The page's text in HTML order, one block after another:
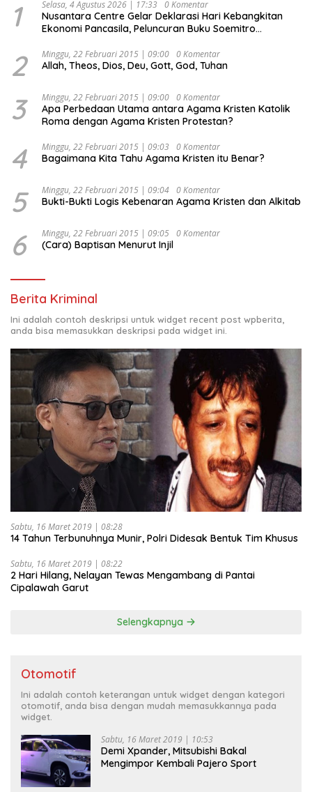
1 Selasa, 4 Agustus 2026 | 17:33 0 Komentar
Nusantara Centre Gelar Deklarasi Hari Kebangkitan
Ekonomi Pancasila, Peluncuran Buku Soemitro
Ekonomi Politik Indonesia) & Simposium Nasional
“Urgensi Undang-Undang Perekonomian Nasional dan
Indonesia Emas 2045”,
2 Minggu, 22 Februari 2015 | 09:00 0 Komentar
Allah, Theos, Dios, Deu, Gott, God, Tuhan
3 Minggu, 22 Februari 2015 | 09:00 0 Komentar
Apa Perbedaan Utama antara Agama Kristen Katolik
Roma dengan Agama Kristen Protestan?
4 Minggu, 22 Februari 2015 | 09:03 0 Komentar
Bagaimana Kita Tahu Agama Kristen itu Benar?
5 Minggu, 22 Februari 2015 | 09:04 0 Komentar
Bukti-Bukti Logis Kebenaran Agama Kristen dan Alkitab
6 Minggu, 22 Februari 2015 | 09:05 0 Komentar
(Cara) Baptisan Menurut Injil
Berita Kriminal
Ini adalah contoh deskripsi untuk widget recent post wpberita,
anda bisa memasukkan deskripsi pada widget ini.
Sabtu, 16 Maret 2019 | 08:28
14 Tahun Terbunuhnya Munir, Polri Didesak Bentuk Tim Khusus
Sabtu, 16 Maret 2019 | 08:22
2 Hari Hilang, Nelayan Tewas Mengambang di Pantai
Cipalawah Garut
Selengkapnya
Otomotif
Ini adalah contoh keterangan untuk widget dengan kategori
otomotif, anda bisa dengan mudah memasukkannya pada
widget.
Sabtu, 16 Maret 2019 | 10:53
Demi Xpander, Mitsubishi Bakal
Mengimpor Kembali Pajero Sport